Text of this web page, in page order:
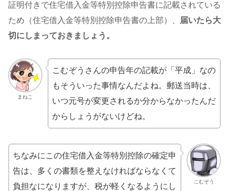
証明付きで住宅借入金等特別控除申告書に記載されている
ため（住宅借入金等特別控除申告書の上部）、
届いたら大
切にしまっておきましょう。
まねこ
こむぞうさんの申告年の記載が「平成」なの
もそういった事情なんだよね。郵送当時は、
いつ元号が変更されるか分からなかったんだ
からしょうがないけどね。
こむぞう
ちなみにこの住宅借入金等特別控除の確定申
告は、多くの書類を整えなければならなくて
負担なになりますが、税が軽くなるようにし